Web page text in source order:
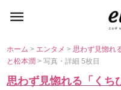
ホーム> エンタメ>思わず見惚れ
と松本潤> 写真・詳細 5枚目
思わず見惚れる「くち